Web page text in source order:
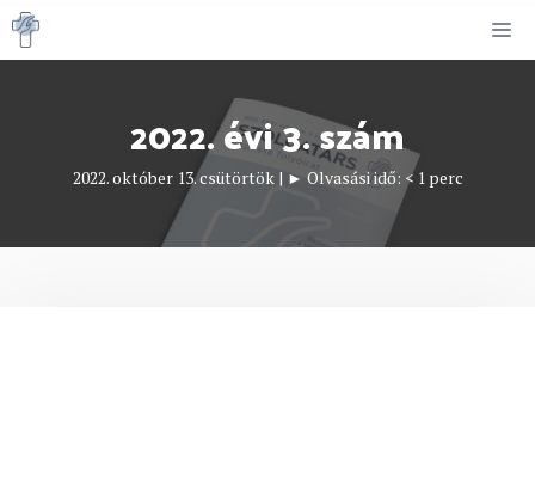
Kilépés
a
2022. évi 3. szám
2022. október 13. csütörtök| ► Olvasási idő: < 1 perc